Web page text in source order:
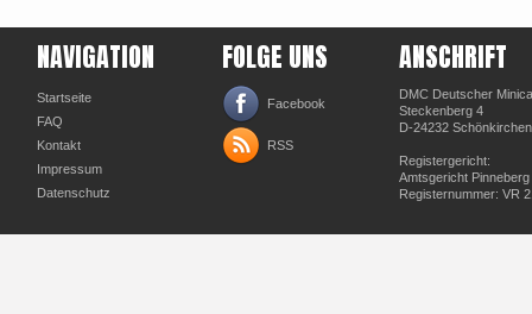
NAVIGATION
Startseite
FAQ
Kontakt
Impressum
Datenschutz
FOLGE UNS
Facebook
RSS
ANSCHRIFT
DMC Deutscher
Steckenberg 4
D-24232 Schönkirchen
Registergericht:
Amtsgericht Pinneberg
Registernummer: VR